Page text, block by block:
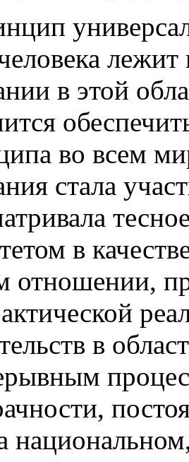
лежит
в этой
во всем
стала
в
отношении,
в